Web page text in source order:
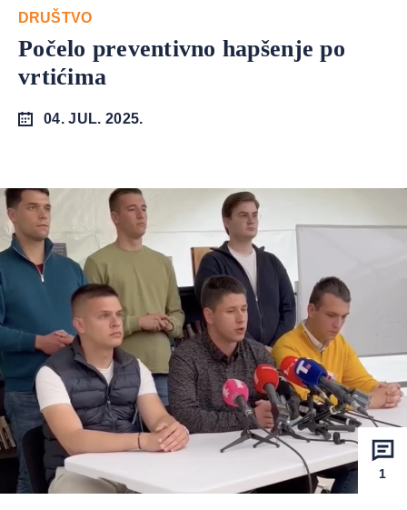
DRUŠTVO
Počelo preventivno hapšenje po
vrtićima
04. JUL. 2025.
1